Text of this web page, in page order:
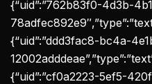
{“uid”:”762b83f0-4d3b-
{“uid”:”ddd3fac8-bc4a-
{“uid”:”cf0a2223-5ef5-